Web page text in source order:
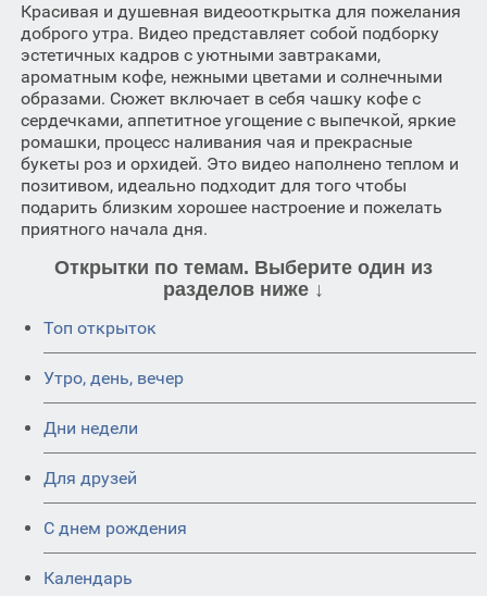
Красивая и душевная видеооткрытка для пожелания
доброго утра. Видео представляет собой подборку
эстетичных кадров с уютными завтраками,
ароматным кофе, нежными цветами и солнечными
образами. Сюжет включает в себя чашку кофе с
сердечками, аппетитное угощение с выпечкой, яркие
ромашки, процесс наливания чая и прекрасные
букеты роз и орхидей. Это видео наполнено теплом и
позитивом, идеально подходит для того чтобы
подарить близким хорошее настроение и пожелать
приятного начала дня.
Открытки по темам. Выберите один из
разделов ниже ↓
Топ открыток
Утро, день, вечер
Дни недели
Для друзей
C днем рождения
Календарь